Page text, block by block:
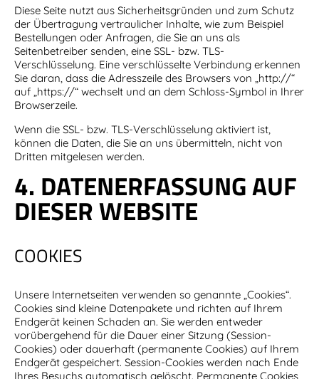
Diese Seite nutzt aus Sicherheitsgründen und zum Schutz
der Übertragung vertraulicher Inhalte, wie zum Beispiel
Bestellungen oder Anfragen, die Sie an uns als
Seitenbetreiber senden, eine SSL- bzw. TLS-
Verschlüsselung. Eine verschlüsselte Verbindung erkennen
Sie daran, dass die Adresszeile des Browsers von „http://“
auf „https://“ wechselt und an dem Schloss-Symbol in Ihrer
Browserzeile.
Wenn die SSL- bzw. TLS-Verschlüsselung aktiviert ist,
können die Daten, die Sie an uns übermitteln, nicht von
Dritten mitgelesen werden.
4. DATENERFASSUNG AUF
DIESER WEBSITE
COOKIES
Unsere Internetseiten verwenden so genannte „Cookies“.
Cookies sind kleine Datenpakete und richten auf Ihrem
Endgerät keinen Schaden an. Sie werden entweder
vorübergehend für die Dauer einer Sitzung (Session-
Cookies) oder dauerhaft (permanente Cookies) auf Ihrem
Endgerät gespeichert. Session-Cookies werden nach Ende
Ihres Besuchs automatisch gelöscht. Permanente Cookies